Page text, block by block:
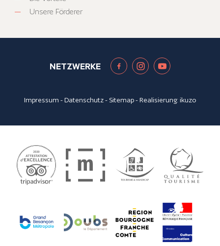
Unsere Förderer
NETZWERKE
Impressum -Datenschutz- Sitemap- Realisierung:ikuzo